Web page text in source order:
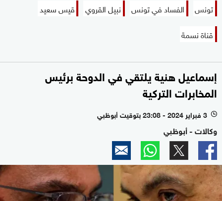
تونس الفساد في تونس نبيل القروي
قيس سعيد
قناة نسمة
إسماعيل هنية يلتقي في الدوحة برئيس
المخابرات التركية
l 3 فبراير 2024 - 23:08 بتوقيت أبوظبي
وكالات - أبوظبي